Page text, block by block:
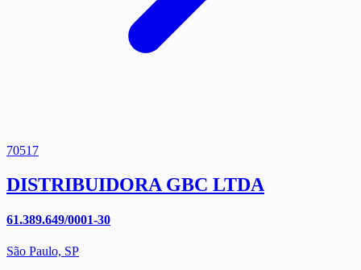
70517
DISTRIBUIDORA GBC LTDA
61.389.649/0001-30
São Paulo, SP